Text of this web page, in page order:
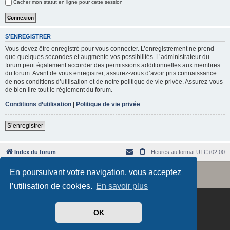
En poursuivant votre navigation, vous acceptez
l’utilisation de cookies. En savoir plus
OK
Cacher mon statut en ligne pour cette session
S’ENREGISTRER
Vous devez être enregistré pour vous connecter. L’enregistrement ne prend
que quelques secondes et augmente vos possibilités. L’administrateur du
forum peut également accorder des permissions additionnelles aux membres
du forum. Avant de vous enregistrer, assurez-vous d’avoir pris connaissance
de nos conditions d’utilisation et de notre politique de vie privée. Assurez-vous
de bien lire tout le règlement du forum.
Conditions d’utilisation | Politique de vie privée
S’enregistrer
Index du forum Heures au format UTC+02:00
Développé parphpBB® Forum Software © phpBB Limited
Traduit par
phpBB-fr.com